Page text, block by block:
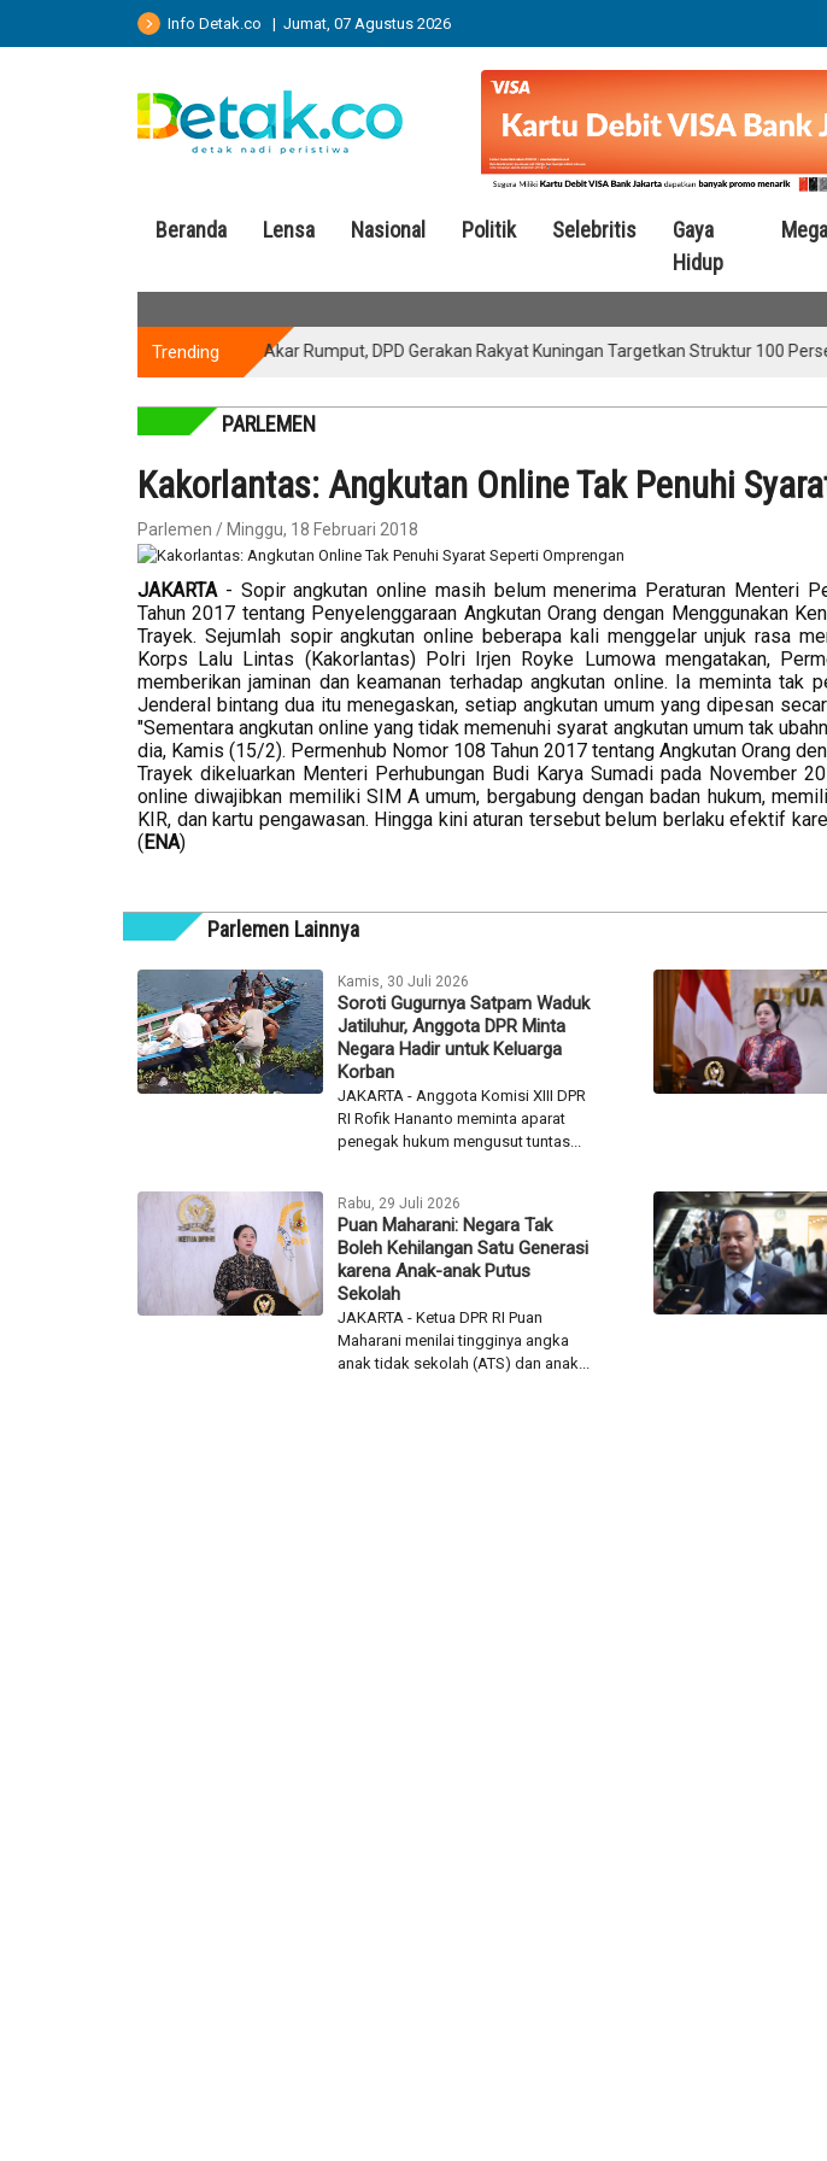
Info Detak.co | Jumat, 07 Agustus 2026
Beranda Lensa Nasional Politik Selebritis
Gaya
Hidup
Trending
Perkuat Akar Rumput, DPD Gerakan Rakyat Kuningan Targetkan Struktur 100 Persen
PARLEMEN
Kakorlantas: Angkutan Online Tak Penuhi
Parlemen / Minggu, 18 Februari 2018
JAKARTA - Sopir angkutan online masih belum menerima Peraturan Menteri
Tahun 2017 tentang Penyelenggaraan Angkutan Orang dengan Menggunakan
Trayek. Sejumlah sopir angkutan online beberapa kali menggelar unjuk rasa
Korps Lalu Lintas (Kakorlantas) Polri Irjen Royke Lumowa mengatakan,
memberikan jaminan dan keamanan terhadap angkutan online. Ia meminta tak
Jenderal bintang dua itu menegaskan, setiap angkutan umum yang dipesan
"Sementara angkutan online yang tidak memenuhi syarat angkutan umum tak
dia, Kamis (15/2). Permenhub Nomor 108 Tahun 2017 tentang Angkutan Orang
Trayek dikeluarkan Menteri Perhubungan Budi Karya Sumadi pada November
online diwajibkan memiliki SIM A umum, bergabung dengan badan hukum,
KIR, dan kartu pengawasan. Hingga kini aturan tersebut belum berlaku efektif
(ENA)
Parlemen Lainnya
Kamis, 30 Juli 2026
Soroti Gugurnya Satpam Waduk
Jatiluhur, Anggota DPR Minta
Negara Hadir untuk Keluarga
Korban
JAKARTA - Anggota Komisi XIII DPR
RI Rofik Hananto meminta aparat
penegak hukum mengusut tuntas...
Rabu, 29 Juli 2026
Puan Maharani: Negara Tak
Boleh Kehilangan Satu Generasi
karena Anak-anak Putus
Sekolah
JAKARTA - Ketua DPR RI Puan
Maharani menilai tingginya angka
anak tidak sekolah (ATS) dan anak...